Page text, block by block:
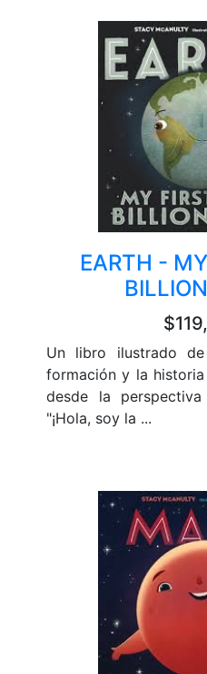
EARTH -
Un libro ilustrado
formación y la
desde la
"¡Hola, soy la ...